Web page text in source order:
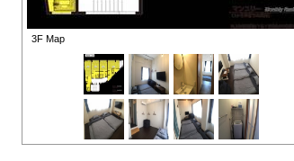
3F Map